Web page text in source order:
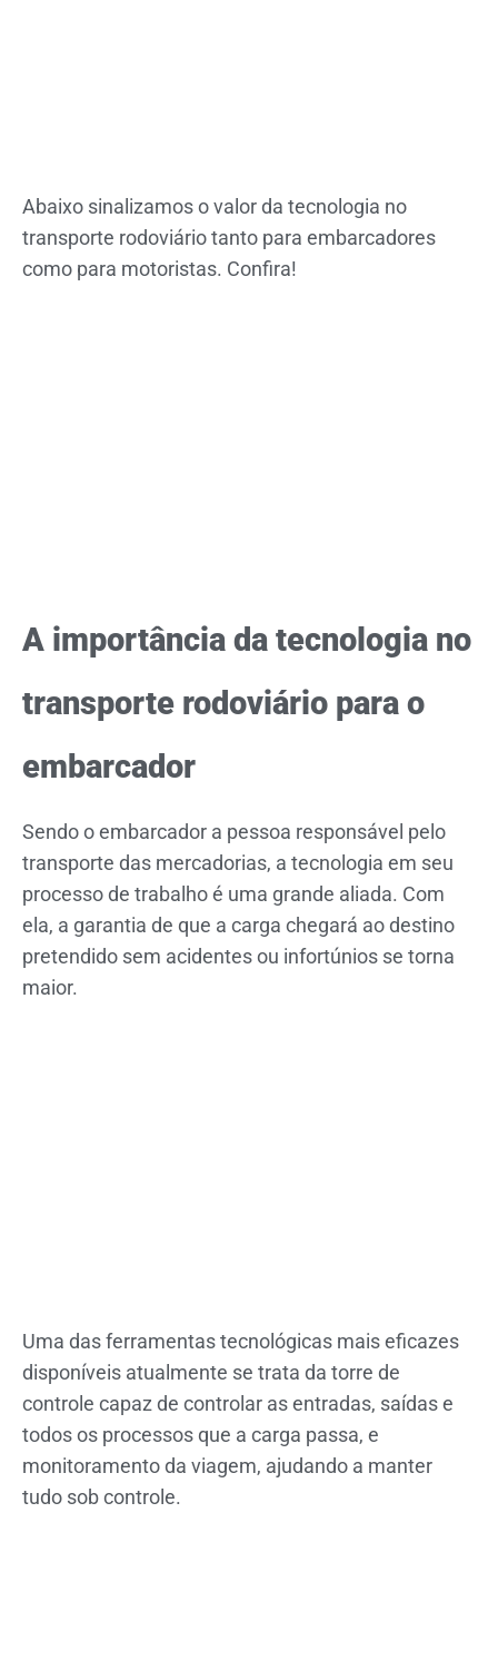
Abaixo sinalizamos o valor da tecnologia no
transporte rodoviário tanto para embarcadores
como para motoristas. Confira!
A importância da tecnologia no
transporte rodoviário para o
embarcador
Sendo o embarcador a pessoa responsável pelo
transporte das mercadorias, a tecnologia em seu
processo de trabalho é uma grande aliada. Com
ela, a garantia de que a carga chegará ao destino
pretendido sem acidentes ou infortúnios se torna
maior.
Uma das ferramentas tecnológicas mais eficazes
disponíveis atualmente se trata da torre de
controle capaz de controlar as entradas, saídas e
todos os processos que a carga passa, e
monitoramento da viagem, ajudando a manter
tudo sob controle.